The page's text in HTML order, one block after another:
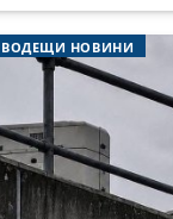
ВОДЕЩИ НОВИНИ